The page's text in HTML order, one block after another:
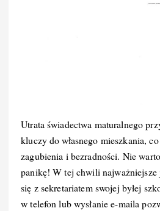
Utrata świadectwa maturalnego
kluczy do własnego mieszkania,
zagubienia i bezradności. Nie
panikę! W tej chwili najważniejsze
się z sekretariatem swojej byłej
w telefon lub wysłanie e-maila